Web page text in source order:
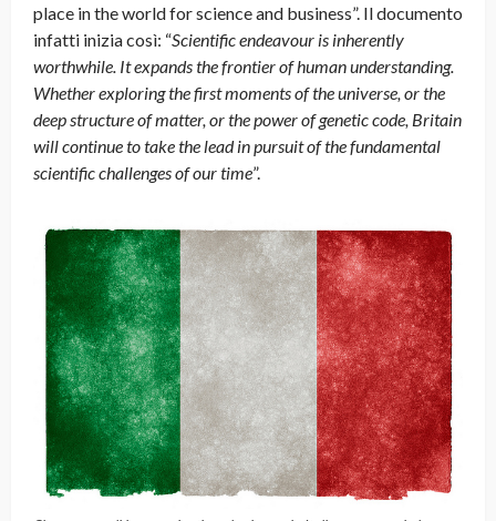
place in the world for science and business”. Il documento
infatti inizia così: “Scientific endeavour is inherently
worthwhile. It expands the frontier of human understanding.
Whether exploring the first moments of the universe, or the
deep structure of matter, or the power of genetic code, Britain
will continue to take the lead in pursuit of the fundamental
scientific challenges of our time”.